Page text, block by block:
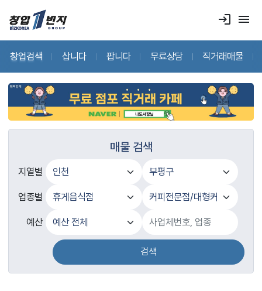
login menu
창업검색 삽니다 팝니다 무료상담 직거래매물
매물 검색
지열별
업종별
예산
검색